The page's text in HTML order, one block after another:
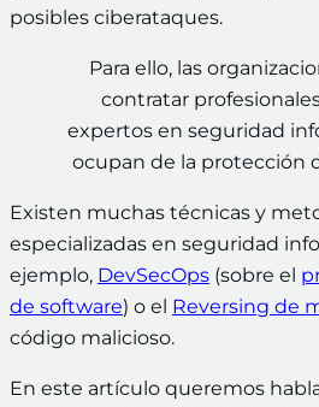
posibles ciberataques.
Para ello, las
contratar
expertos en seguridad
ocupan de la protección
Existen muchas técnicas y
especializadas en seguridad
ejemplo, DevSecOps (sobre el
de software) o el Reversing de
código malicioso.
En este artículo queremos